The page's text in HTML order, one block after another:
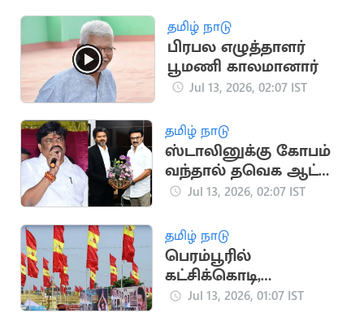
தமிழ் நாடு
பிரபல எழுத்தாளர்
பூமணி காலமானார்
Jul 13, 2026, 02:07 IST
தமிழ் நாடு
ஸ்டாலினுக்கு கோபம்
வந்தால் தவெக ஆட்சி
இருக்காது.. ராஜேந்திர
Jul 13, 2026, 02:07 IST
தமிழ் நாடு
பெரம்பூரில்
கட்சிக்கொடி,
பேனர்கள் வைக்கக்
Jul 13, 2026, 01:07 IST